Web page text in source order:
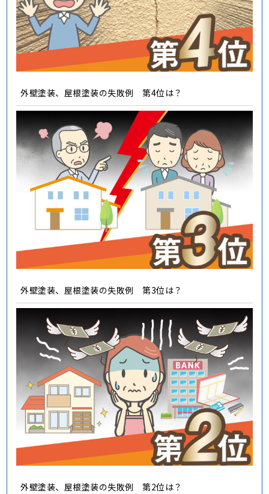
外壁塗装、屋根塗装の失敗例 第4位は？
外壁塗装、屋根塗装の失敗例 第3位は？
外壁塗装、屋根塗装の失敗例 第2位は？